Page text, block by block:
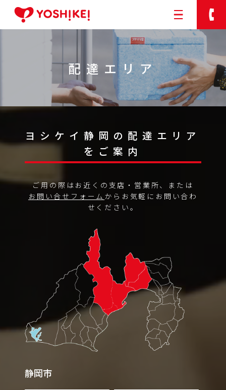
ヨシケイのサービス
ご利用の流れ
メニュー
配達エリア
今週のメニューweb注文
キャッシュレス決済
配達エリア
ヨシケイ静岡の配達エリア
をご案内
ご用の際はお近くの支店・営業所、または
お問い合せフォーム からお気軽にお問い合わ
せください。
静岡市